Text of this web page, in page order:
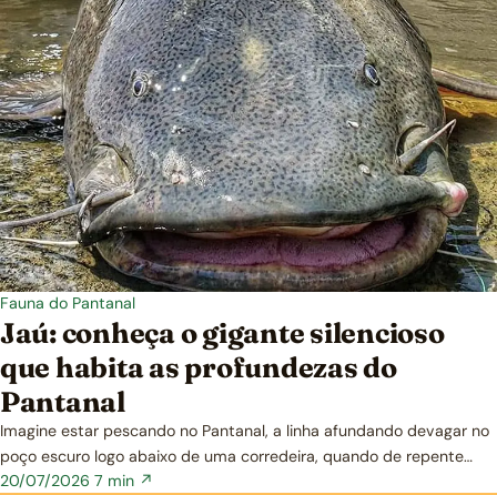
Fauna do Pantanal
Jaú: conheça o gigante silencioso
que habita as profundezas do
Pantanal
Imagine estar pescando no Pantanal, a linha afundando devagar no
poço escuro logo abaixo de uma corredeira, quando de repente…
20/07/2026 7 min ↗